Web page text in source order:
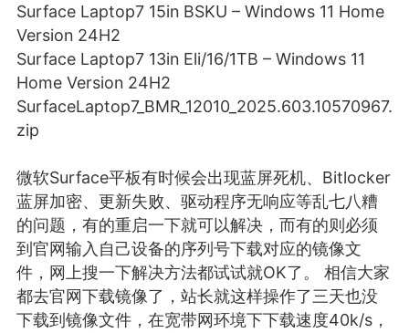
手机 系统 网站
问答 闲谈 官方
任务 排行 历史
Surface Laptop7 15in BSKU – Windows 11 Home
Version 24H2
Surface Laptop7 13in Eli/16/1TB – Windows 11
Home Version 24H2
SurfaceLaptop7_BMR_12010_2025.603.10570967.
zip
微软Surface平板有时候会出现蓝屏死机、Bitlocker
蓝屏加密、更新失败、驱动程序无响应等乱七八糟
的问题，有的重启一下就可以解决，而有的则必须
到官网输入自己设备的序列号下载对应的镜像文
件，网上搜一下解决方法都试试就OK了。 相信大家
都去官网下载镜像了，站长就这样操作了三天也没
下载到镜像文件，在宽带网环境下下载速度40k/s，